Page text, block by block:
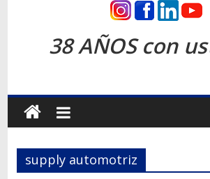
Revista
Transporte
Terrestre
Autos,
camiones,
38 AÑOS con
supply automotriz